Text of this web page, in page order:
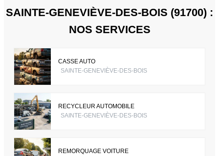
SAINTE-GENEVIÈVE-DES-BOIS (91700) :
NOS SERVICES
CASSE AUTO
SAINTE-GENEVIÈVE-DES-BOIS
RECYCLEUR AUTOMOBILE
SAINTE-GENEVIÈVE-DES-BOIS
REMORQUAGE VOITURE